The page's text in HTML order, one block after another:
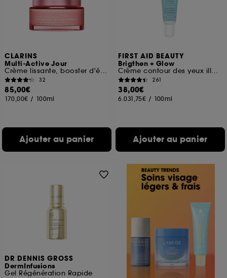
CLARINS
Multi-Active Jour
Crème lissante, booster d'éclat, peaux sèches
32
85,00€
170,00€ / 100ml
Ajouter au panier
FIRST AID BEAUTY
Brigthen + Glow
Crème contour des yeux illuminatrice à la Niacinamide
261
38,00€
6.031,75€ / 100ml
Ajouter au panier
DR DENNIS GROSS
DermInfusions
Gel Régénération Rapide